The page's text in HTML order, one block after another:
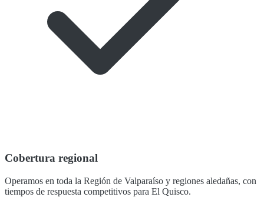
Cobertura regional
Operamos en toda la Región de Valparaíso y regiones aledañas, con
tiempos de respuesta competitivos para El Quisco.